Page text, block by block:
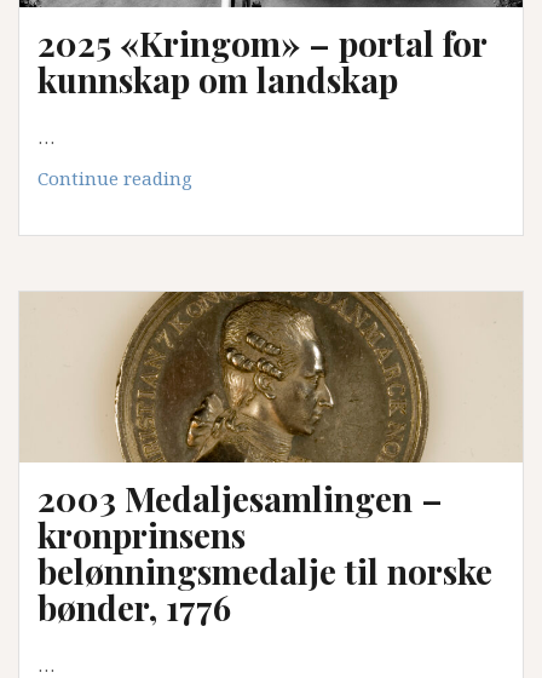
2025 «Kringom» – portal for
kunnskap om landskap
…
Continue reading
–
for
kunnskap
om
landskap
2003 Medaljesamlingen –
kronprinsens
belønningsmedalje til norske
bønder, 1776
…